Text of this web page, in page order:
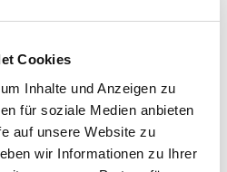
Cookies
Inhalte und Anzeigen zu
für soziale Medien anbieten
auf unsere Website zu
wir Informationen zu Ihrer
Bastelleim. Für saubere